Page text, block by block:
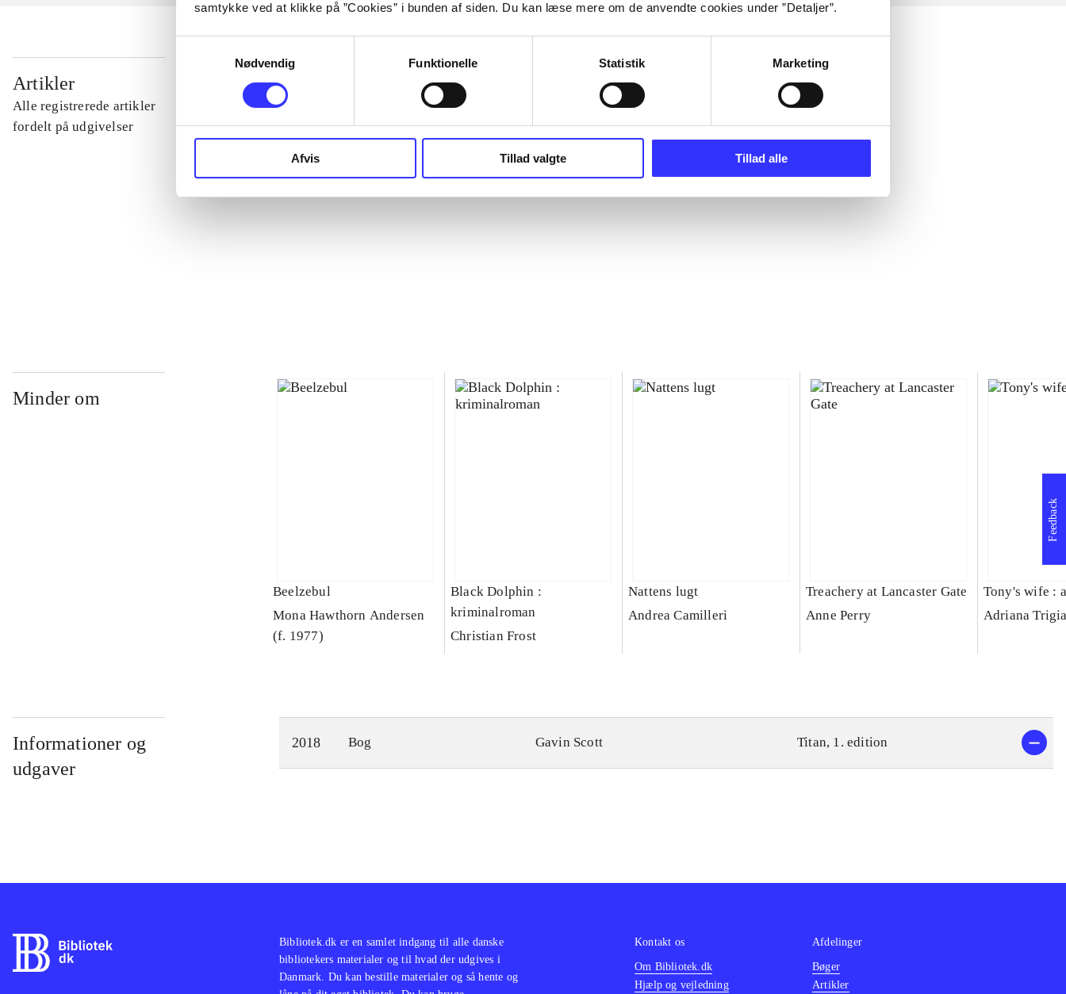
samtykke ved at klikke på ”Cookies” i bunden af siden. Du kan læse mere om de anvendte cookies under ”Detaljer”.
Nødvendig
Funktionelle Statistik Marketing
Afvis Tillad valgte Tillad alle
Artikler
Alle registrerede artikler
fordelt på udgivelser
...
...
...
Minder om
Beelzebul
Mona Hawthorn Andersen
(f. 1977)
Black Dolphin :
kriminalroman
Christian Frost
Nattens lugt
Andrea Camilleri
Treachery at Lancaster Gate
Anne Perry
Tony's wife :
Adriana
Informationer og
udgaver
2018 Bog Gavin Scott Titan, 1. edition
Feedback
Bibliotek.dk er en samlet indgang til alle danske
bibliotekers materialer og til hvad der udgives i
Danmark. Du kan bestille materialer og så hente og
Kontakt os
Om Bibliotek.dk
Hjælp og vejledning
Afdelinger
Bøger
Artikler